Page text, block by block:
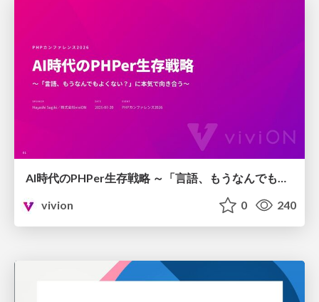
AI時代のPHPer生存戦略 ～「言語、もうなんでもよくない？」に本気で向き合う～
vivion
0 240